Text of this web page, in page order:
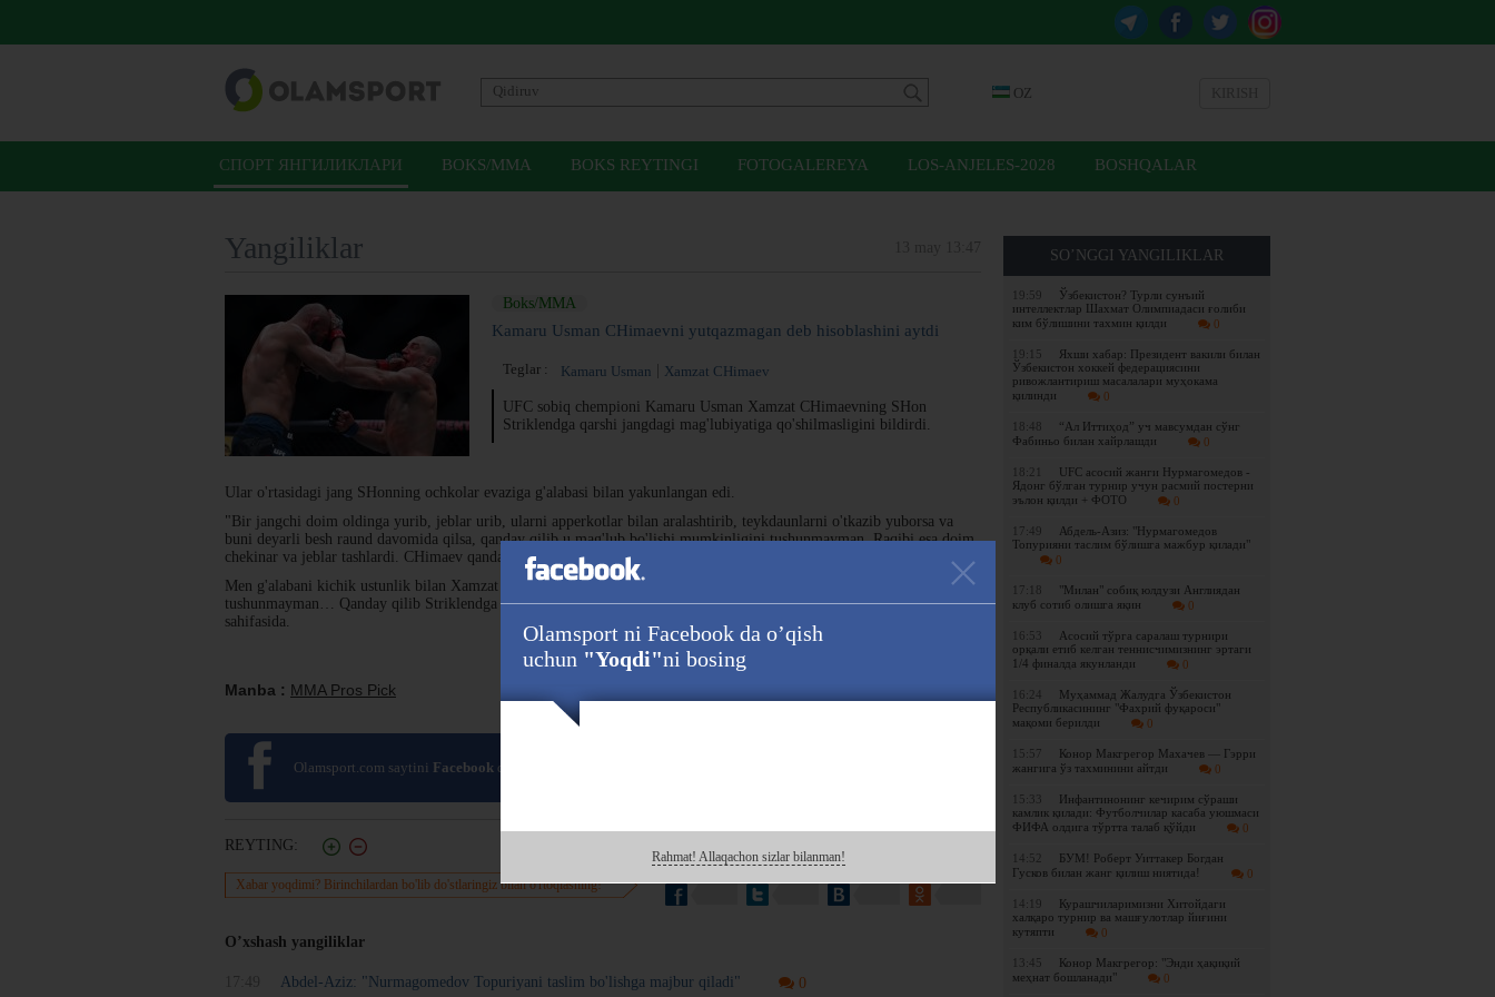
OZ
СПОРТ ЯНГИЛИКЛАРИ BOKS/MMA BOKS REYTINGI FOTOGALEREYA LOS-ANJELES-2028 BOSHQALAR
SO’NGGI YANGILIKLAR
19:59
Ўзбекистон? Турли сунъий
интеллектлар Шахмат Олимпиадаси ғолиби
ким бўлишини тахмин қилди
0
19:15
Яхши хабар: Президент вакили билан
Ўзбекистон хоккей федерациясини
ривожлантириш масалалари муҳокама
қилинди
0
18:48
“Ал Иттиҳод” уч мавсумдан сўнг
Фабиньо билан хайрлашди
0
18:21
UFC асосий жанги Нурмагомедов -
Ядонг бўлган турнир учун расмий постерни
эълон қилди + ФОТО
0
17:49
Абдель-Азиз: "Нурмагомедов
Топурияни таслим бўлишга мажбур қилади"
0
17:18
"Милан" собиқ юлдузи Англиядан
клуб сотиб олишга яқин
0
16:53
Асосий тўрга саралаш турнири
орқали етиб келган теннисчимизнинг эртаги
1/4 финалда якунланди
0
16:24
Муҳаммад Жалудга Ўзбекистон
Республикасининг "Фахрий фуқароси"
мақоми берилди
0
15:57
Конор Макгрегор Махачев — Гэрри
жангига ўз тахминини айтди
0
15:33
Инфантинонинг кечирим сўраши
камлик қилади: Футболчилар касаба уюшмаси
ФИФА олдига тўртта талаб қўйди
0
14:52
БУМ! Роберт Уиттакер Богдан
Гусков билан жанг қилиш ниятида!
0
14:19
Курашчиларимизни Хитойдаги
халқаро турнир ва машғулотлар йиғини
кутяпти
0
13:45
Конор Макгрегор: "Энди ҳақиқий
меҳнат бошланади"
0
Yangiliklar
Boks/MMA
Kamaru Usman CHimaevni yutqazmagan deb hisoblashini aytdi
Teglar : Kamaru Usman Xamzat CHimaev
UFC sobiq chempioni Kamaru Usman Xamzat CHimaevning SHon
Striklendga qarshi jangdagi mag'lubiyatiga qo'shilmasligini bildirdi.
Ular o'rtasidagi jang SHonning ochkolar evaziga g'alabasi bilan yakunlangan edi.
"Bir jangchi doim oldinga yurib, jeblar urib, ularni apperkotlar bilan aralashtirib, teykdaunlarni o'tkazib yuborsa va
buni deyarli besh raund davomida qilsa, qanday qilib u mag'lub bo'lishi mumkinligini tushunmayman. Raqibi esa doim
chekinar va jeblar tashlardi. CHimaev qanday qilib yutqazganini tushunmayman.
Men g'alabani kichik ustunlik bilan Xamzat CHimaevga bergan bo'lardim. Menimcha, 48-47 Xamzat foydasiga. Lekin
tushunmayman… Qanday qilib Striklendga beshinchi raundni berishdi?" — dedi Usman MMA Pros Pick’ning X
sahifasida.
Havola :
Manba : MMA Pros Pick
Olamsport.com saytini Facebook da ham kuzating!
REYTING:
Xabar yoqdimi? Birinchilardan bo'lib do'stlaringiz bilan o'rtoqlashing!
O’xshash yangiliklar
Abdel-Aziz: "Nurmagomedov Topuriyani taslim bo'lishga majbur qiladi" 0
Olamsport ni Facebook da o’qish
uchun "Yoqdi"ni bosing
Rahmat! Allaqachon sizlar bilanman!